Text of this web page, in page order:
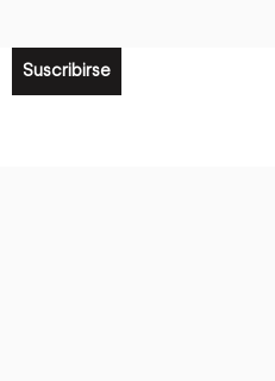
Suscribirse